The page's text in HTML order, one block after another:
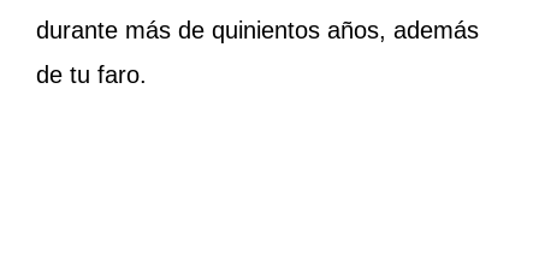
durante más de quinientos años, además
de tu faro.